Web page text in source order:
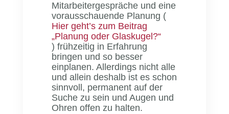
Mitarbeitergespräche und eine
vorausschauende Planung (
Hier geht’s zum Beitrag
„Planung oder Glaskugel?“
) frühzeitig in Erfahrung
bringen und so besser
einplanen. Allerdings nicht alle
und allein deshalb ist es schon
sinnvoll, permanent auf der
Suche zu sein und Augen und
Ohren offen zu halten.